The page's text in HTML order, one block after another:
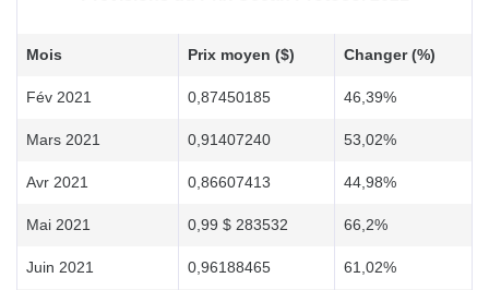
Mois Prix ​​moyen ($) Changer (%)
Fév 2021 0,87450185 46,39%
Mars 2021 0,91407240 53,02%
Avr 2021 0,86607413 44,98%
Mai 2021 0,99 $ 283532 66,2%
Juin 2021 0,96188465 61,02%